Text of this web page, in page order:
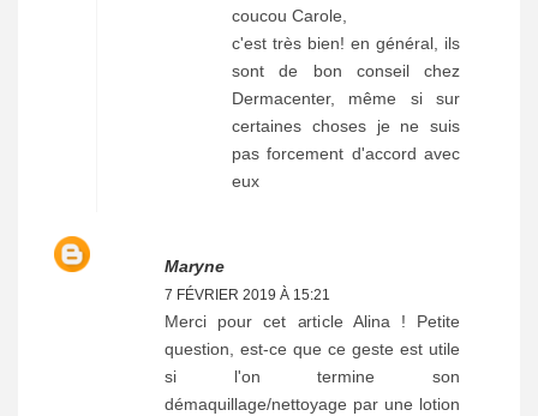
coucou Carole,
c'est très bien! en général, ils
sont de bon conseil chez
Dermacenter, même si sur
certaines choses je ne suis
pas forcement d'accord avec
eux
Maryne
7 FÉVRIER 2019 À 15:21
Merci pour cet article Alina ! Petite
question, est-ce que ce geste est utile
si l'on termine son
démaquillage/nettoyage par une lotion